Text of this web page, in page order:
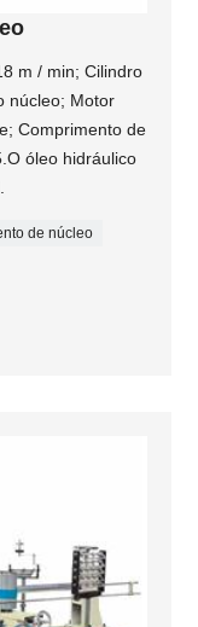
m / min; Cilindro
núcleo; Motor
Comprimento de
óleo hidráulico
de núcleo